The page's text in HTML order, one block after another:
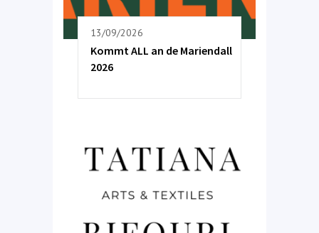
13/09/2026
Kommt ALL an de Mariendall
2026